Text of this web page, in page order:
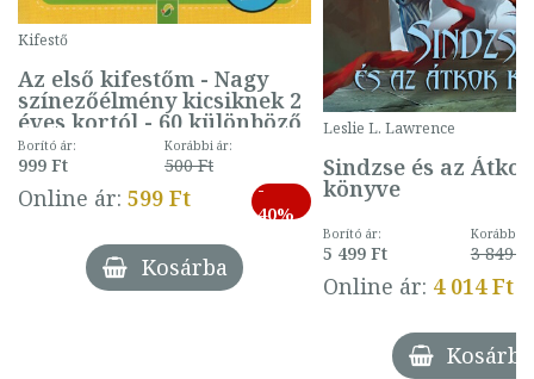
Kifestő
Az első kifestőm - Nagy
színezőélmény kicsiknek 2
éves kortól - 60 különböző
mintával (gombás)
Borító ár:
999 Ft
Korábbi ár:
500 Ft
Online ár: 599 Ft
-
40%
Kosárba
Leslie L. Lawrence
Sindzse és az Átkok
könyve
Borító ár:
5 499 Ft
Korábbi
3 849 Ft
Online ár: 4 014 Ft
Kosárba